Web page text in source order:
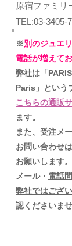
原宿ファミリ
TEL:03-3405-
※別のジュエ
電話が増えてお
弊社は「
Paris」という
こちらの通販
ます。
また、受注メ
お問い合わせ
お願いします。
メール・ 電話
弊社ではござ
認くださいませ